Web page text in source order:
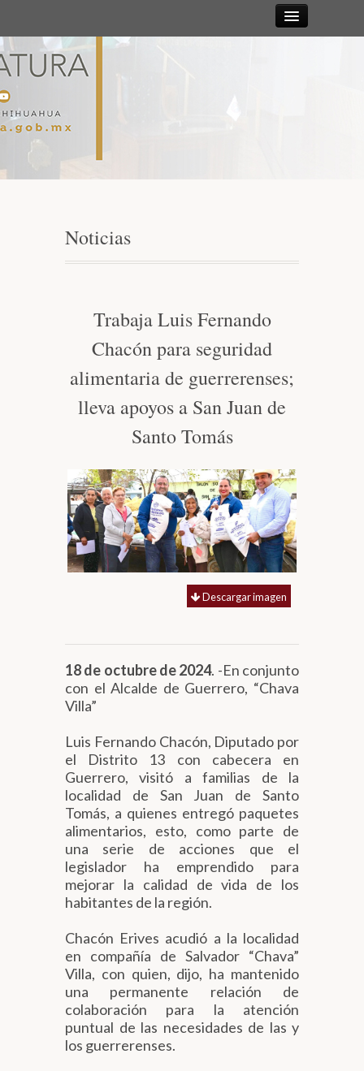
Mesa Directiva y Diputación Permanente
Biblioteca
Secretarías
Transparencia
Noticias
Trabaja Luis Fernando
Chacón para seguridad
alimentaria de guerrerenses;
lleva apoyos a San Juan de
Santo Tomás
Descargar imagen
18 de octubre de 2024. -En conjunto
con el Alcalde de Guerrero, “Chava
Villa”
Luis Fernando Chacón, Diputado por
el Distrito 13 con cabecera en
Guerrero, visitó a familias de la
localidad de San Juan de Santo
Tomás, a quienes entregó paquetes
alimentarios, esto, como parte de
una serie de acciones que el
legislador ha emprendido para
mejorar la calidad de vida de los
habitantes de la región.
Chacón Erives acudió a la localidad
en compañía de Salvador “Chava”
Villa, con quien, dijo, ha mantenido
una permanente relación de
colaboración para la atención
puntual de las necesidades de las y
los guerrerenses.